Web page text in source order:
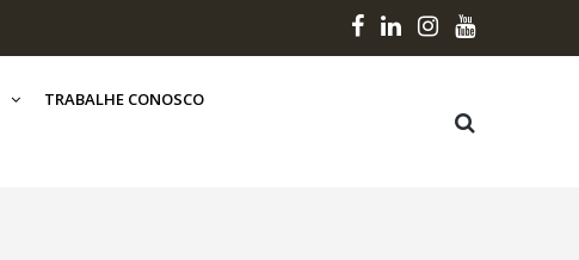
TRABALHE CONOSCO